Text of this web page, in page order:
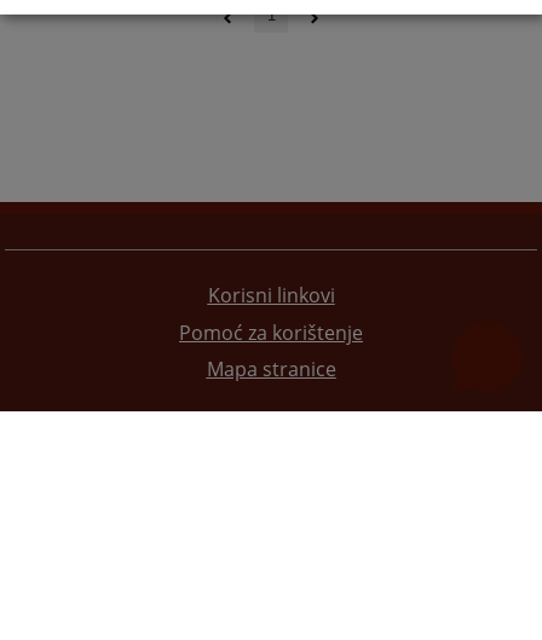
1
Korisni linkovi
Pomoć za korištenje
Mapa stranice